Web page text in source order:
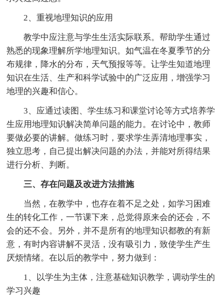
2、重视地理知识的应用
教学中应注意与学生生活实际联系。帮助学生通过
熟悉的现象理解所学地理知识。如气温在冬夏季节的分
布规律，降水的分布，天气预报等等。让学生知道地理
知识在生活、生产和科学试验中的广泛应用，增强学习
地理的兴趣和信心。
3、应通过读图、学生练习和课堂讨论等方式培养学
生应用地理知识解决简单问题的能力。在讨论中，教师
要做必要的讲解。做练习时，要求学生弄清地理事实，
独立思考，自己提出解决问题的办法，并能对所得结果
进行分析、判断。
三、存在问题及改进方法措施
当然，在教学中，也存在着不足之处，如学习困难
生的转化工作，一节课下来，总觉得原来会的还会，不
会的还不会。另外，并不是所有的地理知识都教的有新
意，有时内容讲解不灵活，没有吸引力，致使学生产生
厌烦情绪。在以后的教学中，努力做到：
1、以学生为主体，注意基础知识教学，调动学生的
学习兴趣